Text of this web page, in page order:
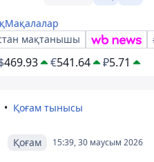
Мақалалар
мақтанышы
469.93 €541.64 ₽5.71
Қоғам тынысы
15:39, 30 маусым 2026
Қоғам